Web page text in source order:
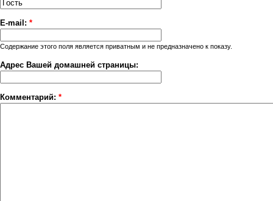
E-mail: *
Содержание этого поля является приватным и не предназначено к показу.
Адрес Вашей домашней страницы:
Комментарий: *